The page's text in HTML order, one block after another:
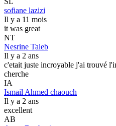
sofiane lazizi
Il y a 11 mois
it was great
NT
Nesrine Taleb
Il y a 2 ans
c'etait juste incroyable j'ai trouvé
cherche
IA
Ismail Ahmed chaouch
Il y a 2 ans
excellent
AB